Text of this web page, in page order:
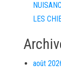
LES
août